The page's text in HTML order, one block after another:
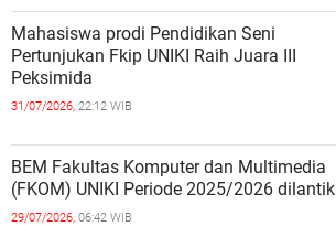
Mahasiswa prodi Pendidikan Seni
Pertunjukan Fkip UNIKI Raih Juara III
Peksimida
31/07/2026, 22:12 WIB
BEM Fakultas Komputer dan Multimedia
(FKOM) UNIKI Periode 2025/2026 dilantik
29/07/2026, 06:42 WIB